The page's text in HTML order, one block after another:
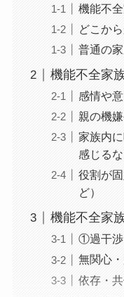
機能不
どこか
普通の
機能不全家
感情や
親の機
家族内
感じるな
役割が
ど）
機能不全家
①過干渉
無関心
依存・